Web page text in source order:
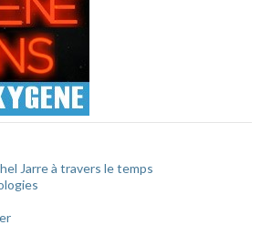
Jarre à travers le temps